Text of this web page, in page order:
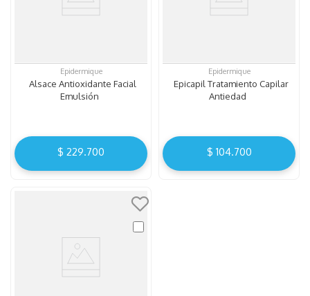
Epidermique
Alsace Antioxidante Facial
Emulsión
$ 229.700
Epidermique
Epicapil Tratamiento Capilar
Antiedad
$ 104.700